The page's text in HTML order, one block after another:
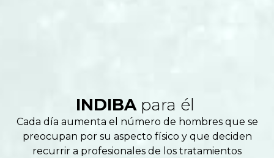
INDIBApara él
Cada día aumenta el número de hombres que se
preocupan por su aspecto físico y que deciden
recurrir a profesionales de los tratamientos